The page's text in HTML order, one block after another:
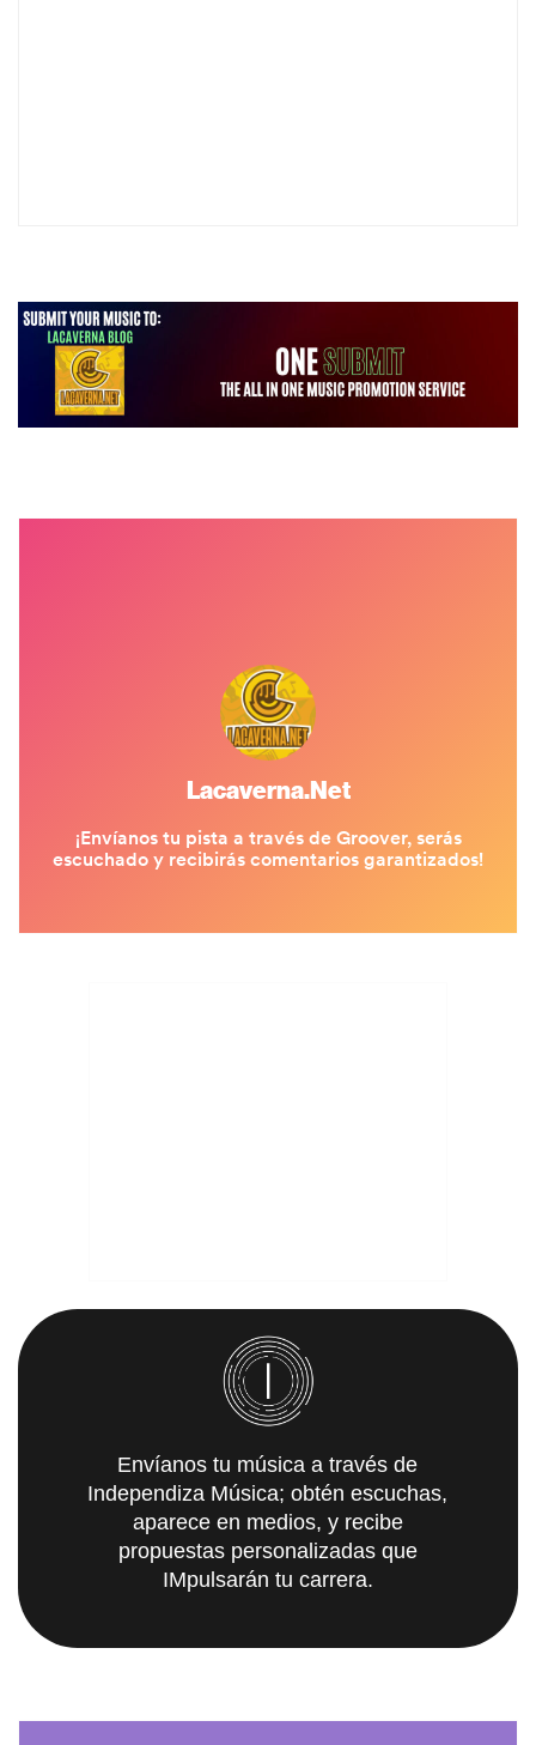
Envíanos tu música a través de
Independiza Música; obtén escuchas,
aparece en medios, y recibe
propuestas personalizadas que
IMpulsarán tu carrera.